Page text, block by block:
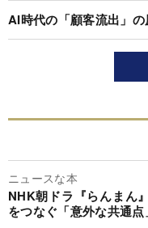
AI時代の「顧客流出」の
ニュースな本
NHK朝ドラ『らんまん
をつなぐ「意外な共通点